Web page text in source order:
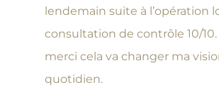
lendemain suite à l’opération
consultation de contrôle 10/
merci cela va changer ma
quotidien.